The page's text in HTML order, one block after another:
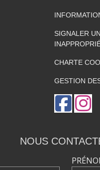
SIGNALER
CHARTE
GESTION
NOUS